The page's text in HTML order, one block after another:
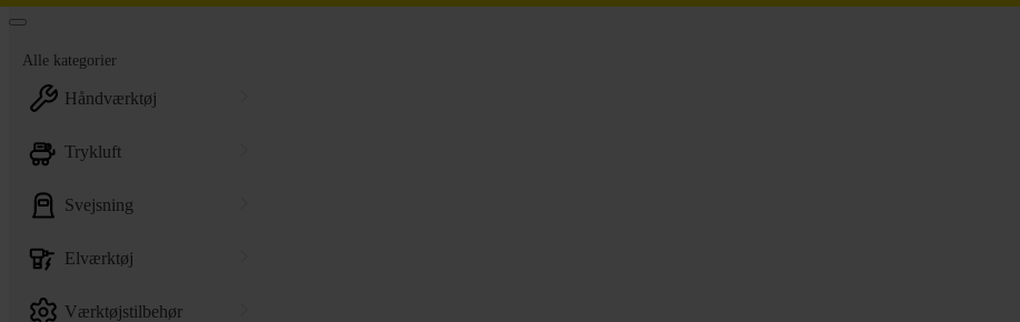
Alle kategorier
håndværktøj
trykluft
svejsning
elværktøj
værktøjstilbehør